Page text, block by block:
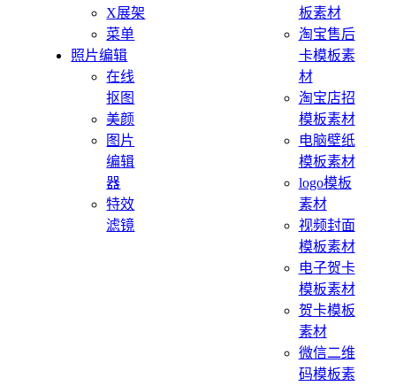
X展架
菜单
照片编辑
在线
抠图
美颜
图片
编辑
器
特效
滤镜
板素材
淘宝售后
卡模板素
材
淘宝店招
模板素材
电脑壁纸
模板素材
logo模板
素材
视频封面
模板素材
电子贺卡
模板素材
贺卡模板
素材
微信二维
码模板素